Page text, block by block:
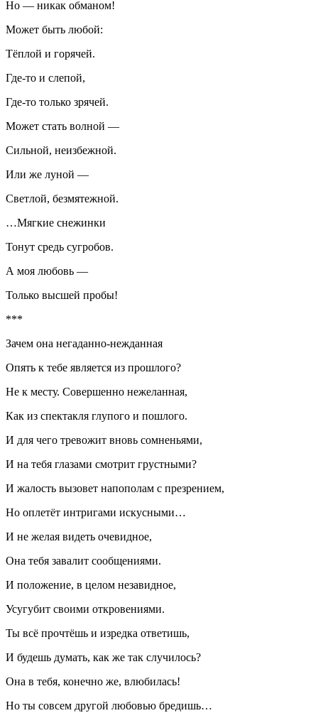
Но — никак обманом!
Может быть любой:
Тёплой и горячей.
Где-то и слепой,
Где-то только зрячей.
Может стать волной —
Сильной, неизбежной.
Или же луной —
Светлой, безмятежной.
…Мягкие снежинки
Тонут средь сугробов.
А моя любовь —
Только высшей пробы!
***
Зачем она негаданно-нежданная
Опять к тебе является из прошлого?
Не к месту. Совершенно нежеланная,
Как из спектакля глупого и пошлого.
И для чего тревожит вновь сомненьями,
И на тебя глазами смотрит грустными?
И жалость вызовет напополам с презрением,
Но оплетёт интригами искусными…
И не желая видеть очевидное,
Она тебя завалит сообщениями.
И положение, в целом незавидное,
Усугубит своими откровениями.
Ты всё прочтёшь и изредка ответишь,
И будешь думать, как же так случилось?
Она в тебя, конечно же, влюбилась!
Но ты совсем другой любовью бредишь…